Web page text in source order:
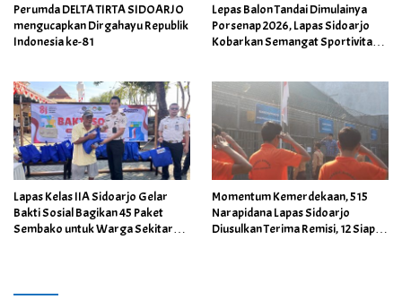
Perumda DELTA TIRTA SIDOARJO
mengucapkan Dirgahayu Republik
Indonesia ke-81
Lepas Balon Tandai Dimulainya
Porsenap 2026, Lapas Sidoarjo
Kobarkan Semangat Sportivitas
Lapas Kelas IIA Sidoarjo Gelar
Bakti Sosial Bagikan 45 Paket
Sembako untuk Warga Sekitar
Momentum Kemerdekaan, 515
Narapidana Lapas Sidoarjo
Diusulkan Terima Remisi, 12 Siap